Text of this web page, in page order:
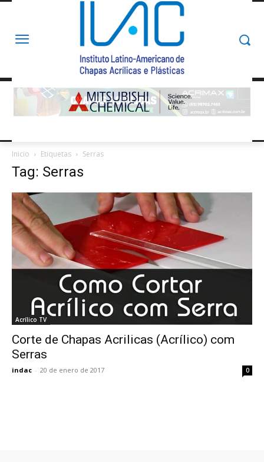
Inicio Etiquetas Serras
Tag: Serras
Acrílico TV
Corte de Chapas Acrilicas (Acrílico) com
Serras
indac - 20 de enero de 2017 0